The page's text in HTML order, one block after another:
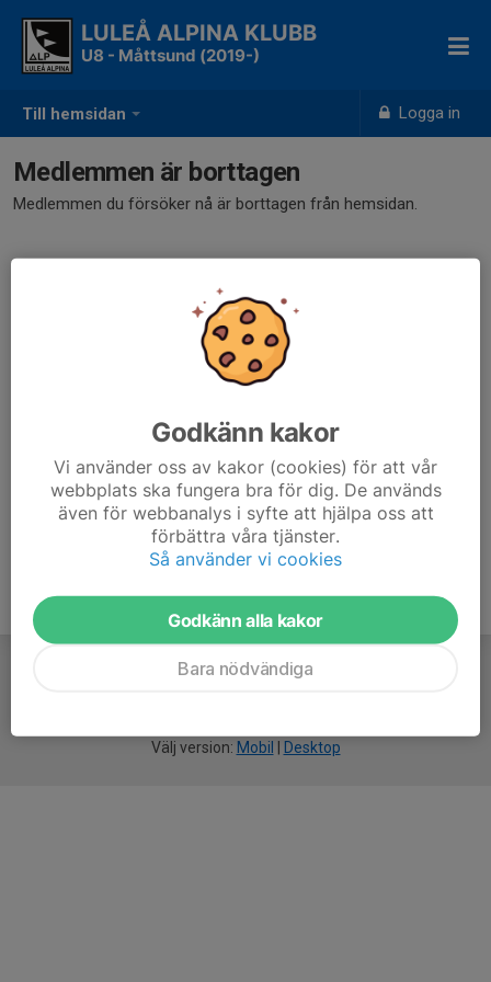
Till hemsidan Logga in
LULEÅ ALPINA KLUBB
U8 - Måttsund (2019-)
Medlemmen är borttagen
Medlemmen du försöker nå är borttagen från hemsidan.
Välj version: Mobil Desktop
Godkänn kakor
Vi använder oss av kakor (cookies) för att vår
webbplats ska fungera bra för dig. De används
även för webbanalys i syfte att hjälpa oss att
förbättra våra tjänster.
Så använder vi cookies
Godkänn alla kakor
Bara nödvändiga